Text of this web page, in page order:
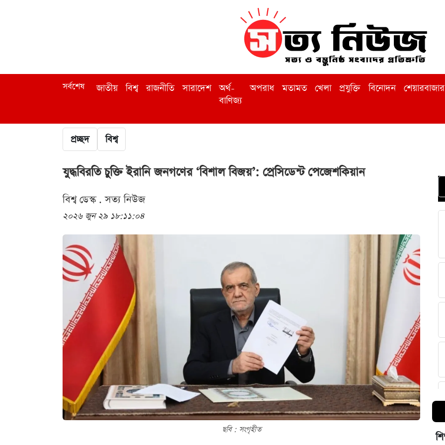
সর্বশেষ জাতীয় বিশ্ব রাজনীতি সারাদেশ
অর্থ-
বাণিজ্য
অপরাধ মতামত খেলা প্রযুক্তি বিনোদন শেয়ারবাজার
প্রচ্ছদ বিশ্ব
যুদ্ধবিরতি চুক্তি ইরানি জনগণের ‘বিশাল বিজয়’: প্রেসিডেন্ট পেজেশকিয়ান
বিশ্ব ডেস্ক . সত্য নিউজ
২০২৬ জুন ২৯ ১৮:১১:০৪
ছবি : সংগৃহীত